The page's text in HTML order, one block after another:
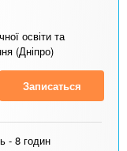
освіти та
(Дніпро)
Записаться
- 8 годин